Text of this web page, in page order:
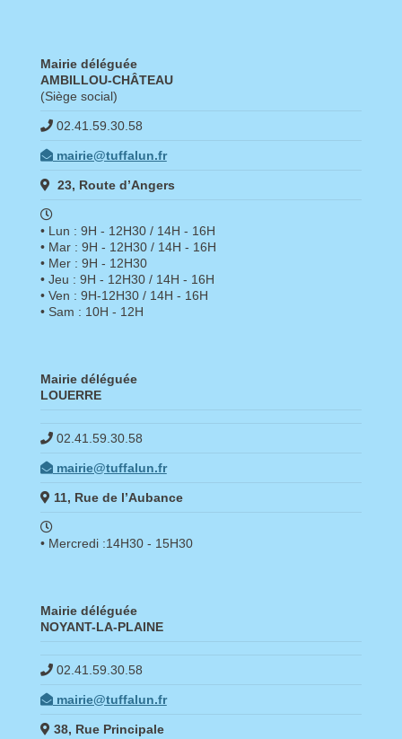
Mairie déléguée
AMBILLOU-CHÂTEAU
(Siège social)
02.41.59.30.58
mairie@tuffalun.fr
23, Route d’Angers
• Lun : 9H - 12H30 / 14H - 16H
• Mar : 9H - 12H30 / 14H - 16H
• Mer : 9H - 12H30
• Jeu : 9H - 12H30 / 14H - 16H
• Ven : 9H-12H30 / 14H - 16H
• Sam : 10H - 12H
Mairie déléguée
LOUERRE
02.41.59.30.58
mairie@tuffalun.fr
11, Rue de l’Aubance
• Mercredi :14H30 - 15H30
Mairie déléguée
NOYANT-LA-PLAINE
02.41.59.30.58
mairie@tuffalun.fr
38, Rue Principale